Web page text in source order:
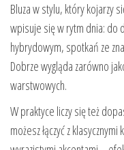
Bluza w stylu, który kojarzy
wpisuje się w rytm dnia: do
hybrydowym, spotkań ze
Dobrze wygląda zarówno
warstwowych.
W praktyce liczy się też
możesz łączyć z